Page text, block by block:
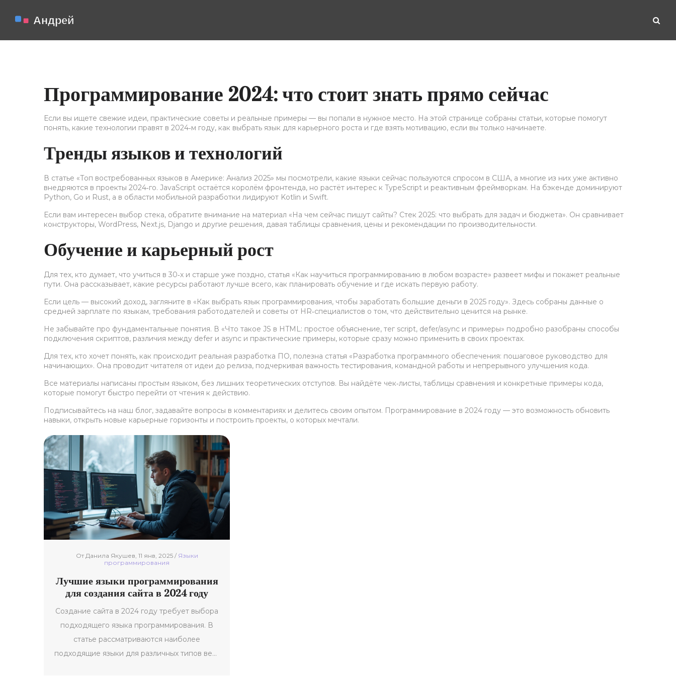
Программирование 2024: что стоит знать прямо сейчас
Если вы ищете свежие идеи, практические советы и реальные примеры — вы попали в нужное место. На этой странице собраны статьи, которые помогут
понять, какие технологии правят в 2024‑м году, как выбрать язык для карьерного роста и где взять мотивацию, если вы только начинаете.
Тренды языков и технологий
В статье «Топ востребованных языков в Америке: Анализ 2025» мы посмотрели, какие языки сейчас пользуются спросом в США, а многие из них уже активно
внедряются в проекты 2024‑го. JavaScript остаётся королём фронтенда, но растёт интерес к TypeScript и реактивным фреймворкам. На бэкенде доминируют
Python, Go и Rust, а в области мобильной разработки лидируют Kotlin и Swift.
Если вам интересен выбор стека, обратите внимание на материал «На чем сейчас пишут сайты? Стек 2025: что выбрать для задач и бюджета». Он сравнивает
конструкторы, WordPress, Next.js, Django и другие решения, давая таблицы сравнения, цены и рекомендации по производительности.
Обучение и карьерный рост
Для тех, кто думает, что учиться в 30‑х и старше уже поздно, статья «Как научиться программированию в любом возрасте» развеет мифы и покажет реальные
пути. Она рассказывает, какие ресурсы работают лучше всего, как планировать обучение и где искать первую работу.
Если цель — высокий доход, загляните в «Как выбрать язык программирования, чтобы заработать большие деньги в 2025 году». Здесь собраны данные о
средней зарплате по языкам, требования работодателей и советы от HR‑специалистов о том, что действительно ценится на рынке.
Не забывайте про фундаментальные понятия. В «Что такое JS в HTML: простое объяснение, тег script, defer/async и примеры» подробно разобраны способы
подключения скриптов, различия между defer и async и практические примеры, которые сразу можно применить в своих проектах.
Для тех, кто хочет понять, как происходит реальная разработка ПО, полезна статья «Разработка программного обеспечения: пошаговое руководство для
начинающих». Она проводит читателя от идеи до релиза, подчеркивая важность тестирования, командной работы и непрерывного улучшения кода.
Все материалы написаны простым языком, без лишних теоретических отступов. Вы найдёте чек‑листы, таблицы сравнения и конкретные примеры кода,
которые помогут быстро перейти от чтения к действию.
Подписывайтесь на наш блог, задавайте вопросы в комментариях и делитесь своим опытом. Программирование в 2024 году — это возможность обновить
навыки, открыть новые карьерные горизонты и построить проекты, о которых мечтали.
От Данила Якушев, 11 янв, 2025 / Языки
программирования
Лучшие языки программирования
для создания сайта в 2024 году
Создание сайта в 2024 году требует выбора
подходящего языка программирования. В
статье рассматриваются наиболее
подходящие языки для различных типов веб-